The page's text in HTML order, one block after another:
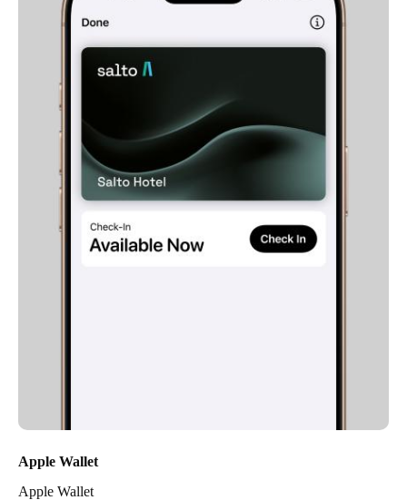
Apple Wallet
Apple Wallet